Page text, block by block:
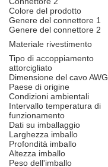
Colore del prodotto
Genere del connettore 1
Genere del connettore 2
Materiale rivestimento
Tipo di accoppiamento
attorcigliato
Dimensione del cavo AWG
Paese di origine
Condizioni ambientali
Intervallo temperatura di
funzionamento
Dati su imballaggio
Larghezza imballo
Profondità imballo
Altezza imballo
Peso dell'imballo